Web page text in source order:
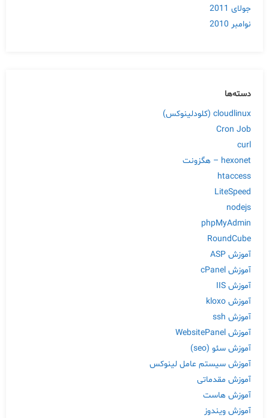
جولای 2011
نوامبر 2010
دسته‌ها
cloudlinux (کلودلینوکس)
Cron Job
curl
hexonet – هگزونت
htaccess
LiteSpeed
nodejs
phpMyAdmin
RoundCube
آموزش ASP
آموزش cPanel
آموزش IIS
آموزش kloxo
آموزش ssh
آموزش WebsitePanel
آموزش سئو (seo)
آموزش سیستم عامل لینوکس
آموزش مقدماتی
آموزش هاست
آموزش ویندوز